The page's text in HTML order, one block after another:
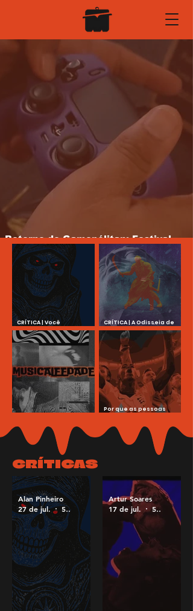
Retorno do Gamepólitan: Festival
reaquece cena de jogos em Salvador
CRÍTICA | Você
provavelmente não viu
Mestres do Universo, mas
deveria ver
CRÍTICA | A Odisseia de
Nolan exala uma
continuação de
Oppenheimer
Por que as pessoas
Caroline na Copa?
CRÍTICAS
Alan Pinheiro
27 de jul.
5 min de leitura
Artur Soares
17 de jul.
5 min de leitura